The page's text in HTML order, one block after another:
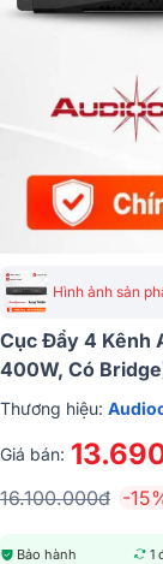
Hình ảnh sản
Cục Đẩy 4 Kênh
400W, Có
Thương hiệu:
Giá bán:
16.100.000đ -
Bảo hành 1